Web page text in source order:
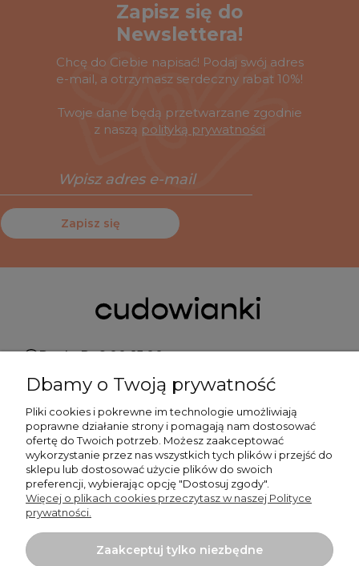
Zapisz się do
Newslettera!
Chcę do Ciebie napisać! Podaj swój adres
e-mail, a otrzymasz serdeczny rabat 10%!
Twoje dane będą przetwarzane zgodnie
z naszą polityką prywatności
Zapisz się
Pn do Pt 9:00-15:00
+48 519 462 010
kontakt@cudowianki.pl
Ważne sprawy
Dbamy o Twoją prywatność
Pliki cookies i pokrewne im technologie umożliwiają
poprawne działanie strony i pomagają nam dostosować
ofertę do Twoich potrzeb. Możesz zaakceptować
wykorzystanie przez nas wszystkich tych plików i przejść do
sklepu lub dostosować użycie plików do swoich
preferencji, wybierając opcję "Dostosuj zgody".
Więcej o plikach cookies przeczytasz w naszej Polityce
prywatności.
Zaakceptuj tylko niezbędne